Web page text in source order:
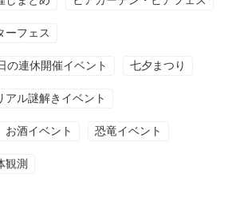
ーフェス
の連休開催イベント 七夕まつり
アル謎解きイベント
お酒イベント 恐竜イベント
観測